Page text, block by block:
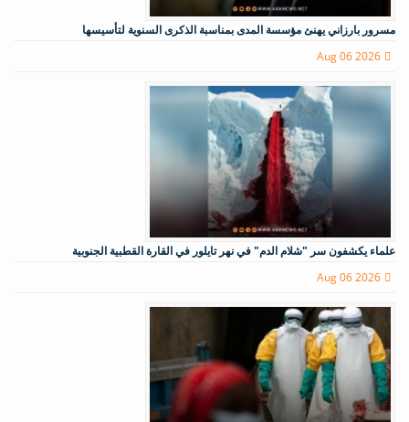
مسرور بارزاني يهنئ مؤسسة المدى بمناسبة الذكرى السنوية لتأسيسها
Aug 06 2026
علماء يكشفون سر "شلام الدم" في نهر تايلور في القارة القطبية الجنوبية
Aug 06 2026